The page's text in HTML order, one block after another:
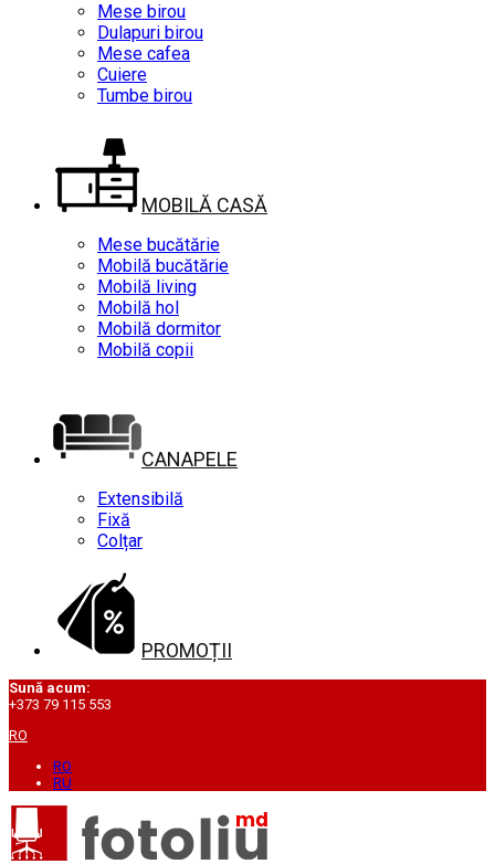
Mese birou
Dulapuri birou
Mese cafea
Cuiere
Tumbe birou
MOBILĂ CASĂ
Mese bucătărie
Mobilă bucătărie
Mobilă living
Mobilă hol
Mobilă dormitor
Mobilă copii
CANAPELE
Extensibilă
Fixă
Colțar
PROMOȚII
Sună acum:
+373 79 115 553
RO
RO
RU